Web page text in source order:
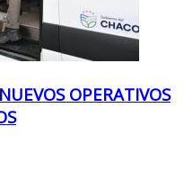
OPERATIVOS